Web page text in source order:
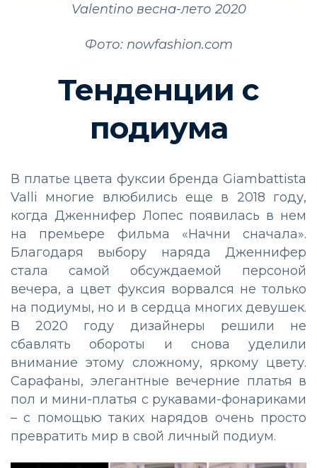
Valentino весна-лето 2020
Фото: nowfashion.com
Тенденции с
подиума
В платье цвета фуксии бренда Giambattista
Valli многие влюбились еще в 2018 году,
когда Дженнифер Лопес появилась в нем
на премьере фильма «Начни сначала».
Благодаря выбору наряда Дженнифер
стала самой обсуждаемой персоной
вечера, а цвет фуксия ворвался не только
на подиумы, но и в сердца многих девушек.
В 2020 году дизайнеры решили не
сбавлять обороты и снова уделили
внимание этому сложному, яркому цвету.
Сарафаны, элегантные вечерние платья в
пол и мини-платья с рукавами-фонариками
– с помощью таких нарядов очень просто
превратить мир в свой личный подиум.